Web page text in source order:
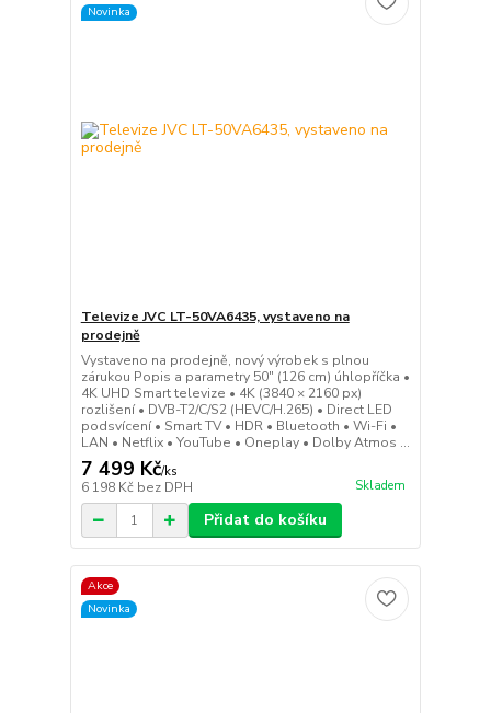
Novinka
Televize JVC LT-50VA6435, vystaveno na
prodejně
Vystaveno na prodejně, nový výrobek s plnou
zárukou Popis a parametry 50" (126 cm) úhlopříčka •
4K UHD Smart televize • 4K (3840 × 2160 px)
rozlišení • DVB-T2/C/S2 (HEVC/H.265) • Direct LED
podsvícení • Smart TV • HDR • Bluetooth • Wi-Fi •
LAN • Netflix • YouTube • Oneplay • Dolby Atmos ...
7 499 Kč/ks
6 198 Kč bez DPH Skladem
Přidat do košíku
Akce
Novinka